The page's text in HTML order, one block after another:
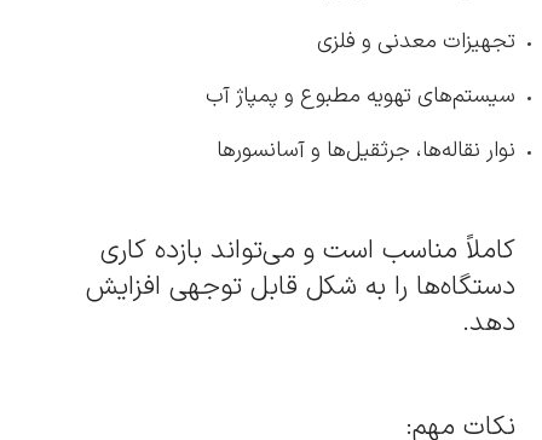
تجهیزات معدنی و فلزی
سیستم‌های تهویه مطبوع و پمپاژ آب
نوار نقاله‌ها، جرثقیل‌ها و آسانسورها
کاملاً مناسب است و می‌تواند بازده کاری
دستگاه‌ها را به شکل قابل توجهی افزایش
دهد.
نکات مهم: